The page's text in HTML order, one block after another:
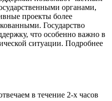
органами,
проекты более
Государство
что особенно важно в
ситуации. Подробнее
в течение 2-х часов